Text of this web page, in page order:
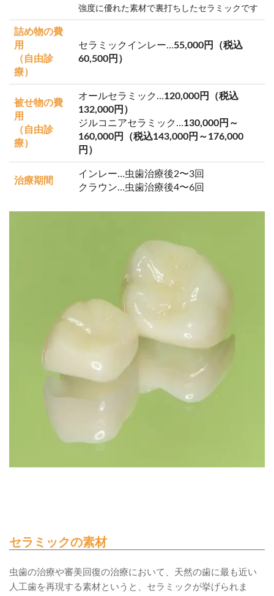
強度に優れた素材で裏打ちしたセラミックです
詰め物の費
用
（自由診
療）
セラミックインレー…55,000円（税込
60,500円）
被せ物の費
用
（自由診
療）
オールセラミック…120,000円（税込
132,000円）
ジルコニアセラミック…130,000円～
160,000円（税込143,000円～176,000
円）
治療期間
インレー…虫歯治療後2〜3回
クラウン…虫歯治療後4〜6回
セラミックの素材
虫歯の治療や審美回復の治療において、天然の歯に最も近い
人工歯を再現する素材というと、セラミックが挙げられま